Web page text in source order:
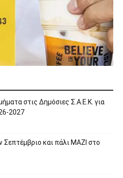
στις Δημόσιες Σ.Α.Ε.Κ. για
2027
και πάλι ΜΑΖΙ στο